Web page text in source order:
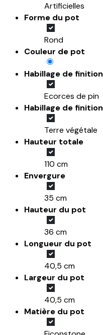
Artificielles
Forme du pot
Rond
Couleur de pot
Habillage de finition
Ecorces de pin
Habillage de finition
Terre végétale
Hauteur totale
110 cm
Envergure
35 cm
Hauteur du pot
36 cm
Longueur du pot
40,5 cm
Largeur du pot
40,5 cm
Matière du pot